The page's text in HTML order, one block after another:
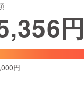
ファッション円
円